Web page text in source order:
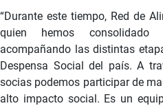
“Durante este tiempo, Red de
quien hemos
acompañando las distintas
Despensa Social del país. A
socias podemos participar de
alto impacto social. Es un